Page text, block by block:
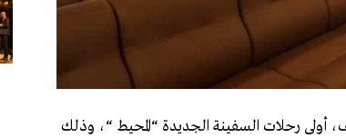
أولى رحلات السفينة الجديدة “المحيط “، وذلك